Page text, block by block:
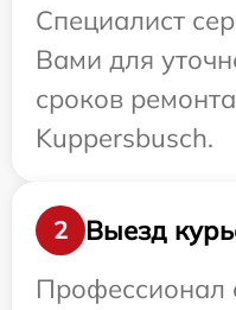
Специалист
Вами для
сроков
Kuppersbusch.
2
Выезд
Профессионал